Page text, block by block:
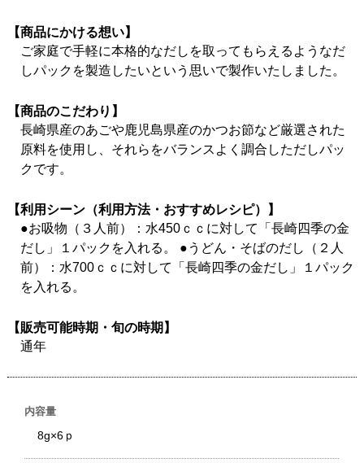
【商品にかける想い】
ご家庭で手軽に本格的なだしを取ってもらえるようなだ
しパックを製造したいという思いで製作いたしました。
【商品のこだわり】
長崎県産のあごや鹿児島県産のかつお節など厳選された
原料を使用し、それらをバランスよく調合しただしパッ
クです。
【利用シーン（利用方法・おすすめレシピ）】
●お吸物（３人前）：水450ｃｃに対して「長崎四季の金
だし」１パックを入れる。 ●うどん・そばのだし（２人
前）：水700ｃｃに対して「長崎四季の金だし」１パック
を入れる。
【販売可能時期・旬の時期】
通年
内容量
8g×6ｐ